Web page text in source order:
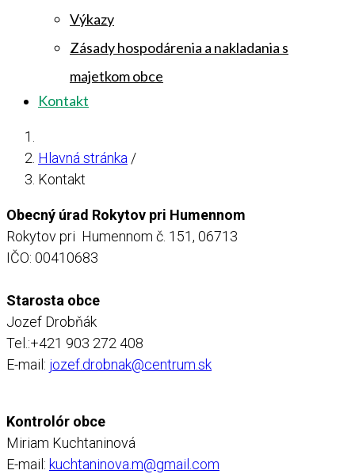
Výkazy
Zásady hospodárenia a nakladania s
majetkom obce
Kontakt
Hlavná stránka /
Kontakt
Obecný úrad Rokytov pri Humennom
Rokytov pri Humennom č. 151, 06713
IČO: 00410683
Starosta obce
Jozef Drobňák
Tel.:+421 903 272 408
E-mail: jozef.drobnak@centrum.sk
Kontrolór obce
Miriam Kuchtaninová
E-mail: kuchtaninova.m@gmail.com